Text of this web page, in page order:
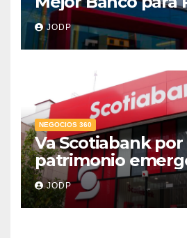
supera 14% del
crediticio
JODP
NEGOCIOS 360
Va Scotiabank
patrimonio
JODP